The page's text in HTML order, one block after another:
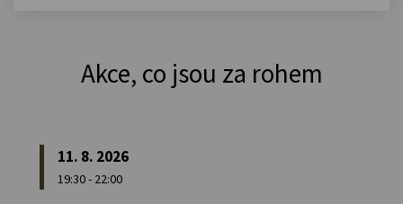
Akce, co jsou za rohem
11. 8. 2026
19:30 - 22:00